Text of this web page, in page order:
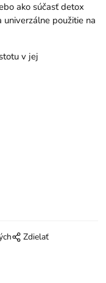
ako súčasť detox
univerzálne použitie na
v jej
Zdielať